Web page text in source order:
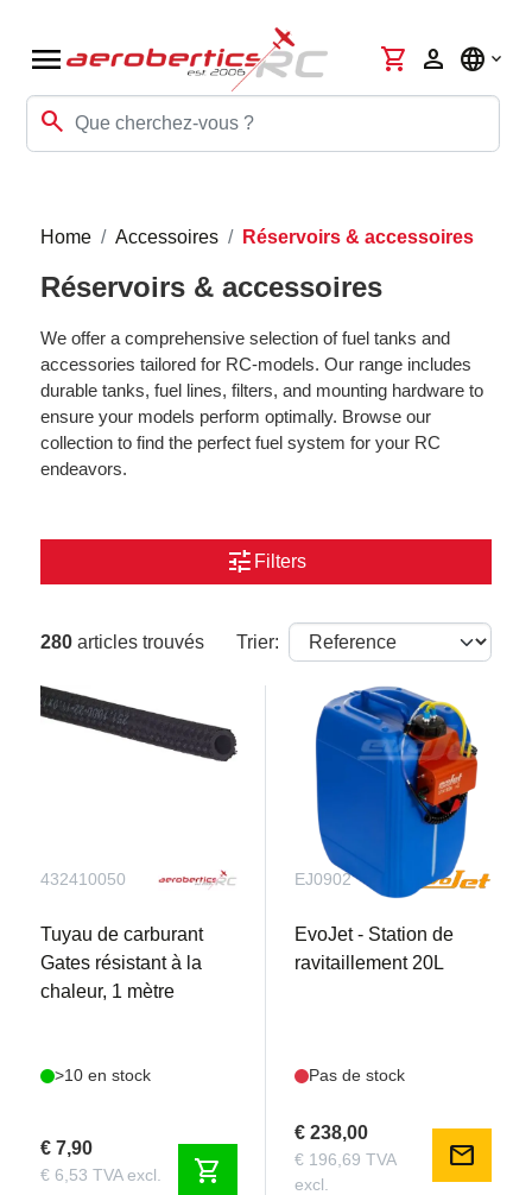
menu
search
shopping_cart person language
Home Accessoires Réservoirs & accessoires
Réservoirs & accessoires
We offer a comprehensive selection of fuel tanks and
accessories tailored for RC-models. Our range includes
durable tanks, fuel lines, filters, and mounting hardware to
ensure your models perform optimally. Browse our
collection to find the perfect fuel system for your RC
endeavors.
tune Filters
280 articles trouvés Trier:
432410050
Tuyau de carburant
Gates résistant à la
chaleur, 1 mètre
>10 en stock
€ 7,90
€ 6,53 TVA excl. shopping_cart
EJ0902
EvoJet - Station de
ravitaillement 20L
Pas de stock
€ 238,00
€ 196,69 TVA
excl.
mail